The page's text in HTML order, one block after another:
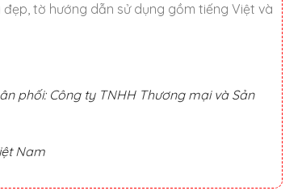
tờ hướng dẫn sử dụng gồm tiếng Việt và
phối: Công ty TNHH Thương mại và Sản
Nam